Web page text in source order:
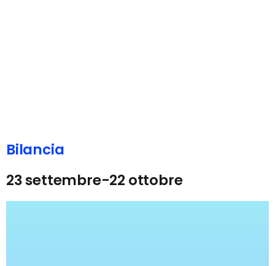
Bilancia
23 settembre-22 ottobre